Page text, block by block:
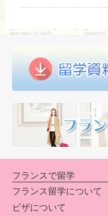
フランスで留学
フランス留学について
ビザについて